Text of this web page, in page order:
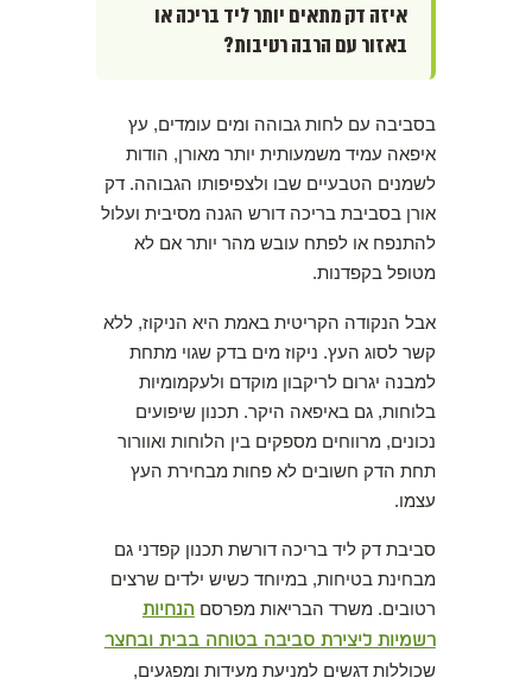
איזה דק מתאים יותר ליד בריכה או
באזור עם הרבה רטיבות?
בסביבה עם לחות גבוהה ומים עומדים, עץ
איפאה עמיד משמעותית יותר מאורן, הודות
לשמנים הטבעיים שבו ולצפיפותו הגבוהה. דק
אורן בסביבת בריכה דורש הגנה מסיבית ועלול
להתנפח או לפתח עובש מהר יותר אם לא
מטופל בקפדנות.
אבל הנקודה הקריטית באמת היא הניקוז, ללא
קשר לסוג העץ. ניקוז מים בדק שגוי מתחת
למבנה יגרום לריקבון מוקדם ולעקמומיות
בלוחות, גם באיפאה היקר. תכנון שיפועים
נכונים, מרווחים מספקים בין הלוחות ואוורור
תחת הדק חשובים לא פחות מבחירת העץ
עצמו.
סביבת דק ליד בריכה דורשת תכנון קפדני גם
מבחינת בטיחות, במיוחד כשיש ילדים שרצים
רטובים. משרד הבריאות מפרסםהנחיות
רשמיות ליצירת סביבה בטוחה בבית ובחצר
שכוללות דגשים למניעת מעידות ומפגעים,